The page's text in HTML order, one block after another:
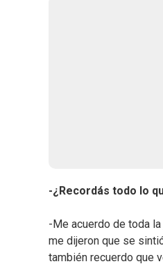
-¿Recordás todo lo
-Me acuerdo de toda
me dijeron que se
también recuerdo que